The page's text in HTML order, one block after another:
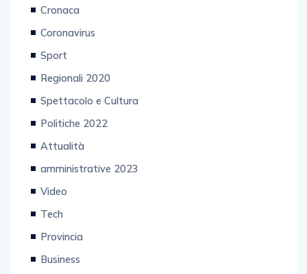
Cronaca
Coronavirus
Sport
Regionali 2020
Spettacolo e Cultura
Politiche 2022
Attualità
amministrative 2023
Video
Tech
Provincia
Business